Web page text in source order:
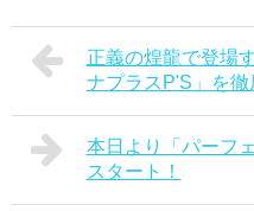
正義の煌龍で登場
ナプラスP'S」を徹
本日より「パーフ
スタート！